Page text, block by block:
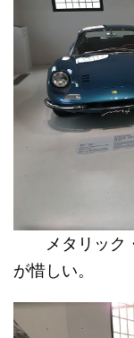
メタリック・
が惜しい。